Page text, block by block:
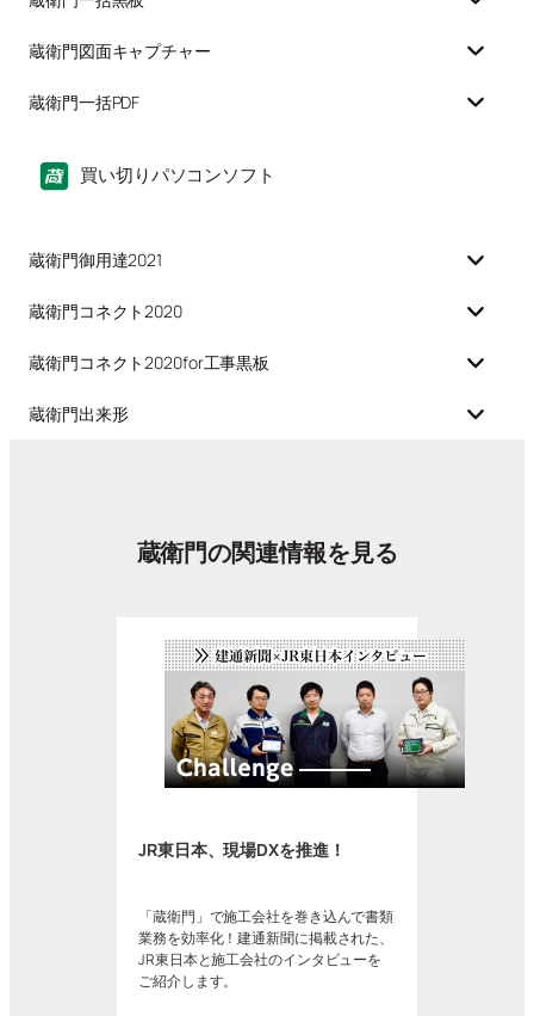
蔵衛門図面キャプチャー
蔵衛門一括PDF
買い切りパソコンソフト
蔵衛門御用達2021
蔵衛門コネクト2020
蔵衛門コネクト2020for工事黒板
蔵衛門出来形
蔵衛門の関連情報を見る
JR東日本、現場DXを推進！
「蔵衛門」で施工会社を巻き込んで書類
業務を効率化！建通新聞に掲載された、
JR東日本と施工会社のインタビューを
ご紹介します。